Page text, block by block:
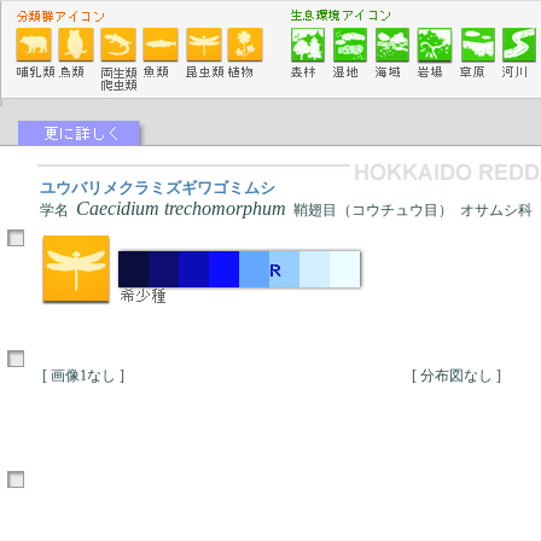
ユウバリメクラミズギワゴミムシ
学名 Caecidium trechomorphum 鞘翅目（コウチュウ目） オサムシ科
[ 画像1なし ] [ 分布図なし ]